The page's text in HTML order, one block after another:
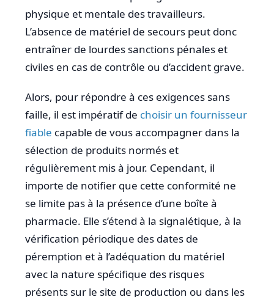
physique et mentale des travailleurs.
L’absence de matériel de secours peut donc
entraîner de lourdes sanctions pénales et
civiles en cas de contrôle ou d’accident grave.
Alors, pour répondre à ces exigences sans
faille, il est impératif de choisir un fournisseur
fiable capable de vous accompagner dans la
sélection de produits normés et
régulièrement mis à jour. Cependant, il
importe de notifier que cette conformité ne
se limite pas à la présence d’une boîte à
pharmacie. Elle s’étend à la signalétique, à la
vérification périodique des dates de
péremption et à l’adéquation du matériel
avec la nature spécifique des risques
présents sur le site de production ou dans les